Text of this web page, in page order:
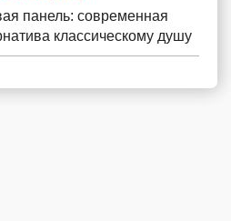
панель: современная
классическому душу